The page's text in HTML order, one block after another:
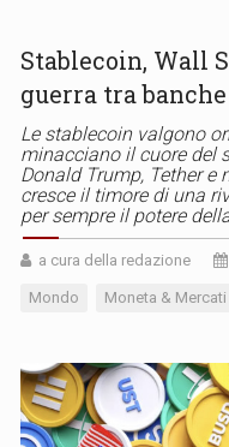
Stablecoin, Wall
guerra tra
Le stablecoin valgono
minacciano il cuore del
Donald Trump, Tether e
cresce il timore di una
per sempre il potere
a cura della redazione
Mondo Moneta & Mercati